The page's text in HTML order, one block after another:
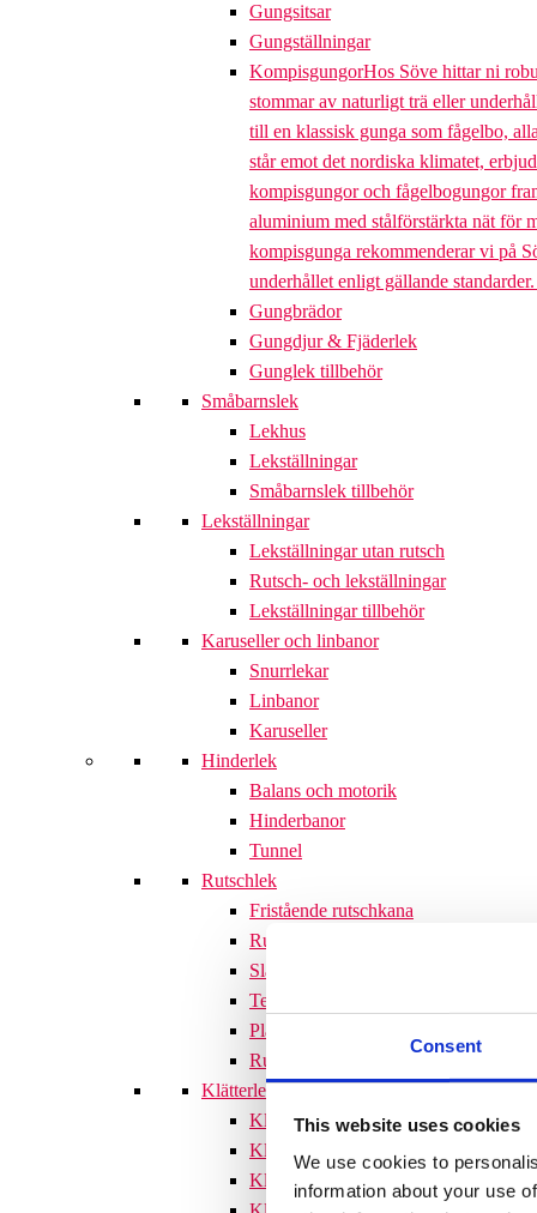
Consent
This website uses cookies
We use cookies to
information about your use
Gungsitsar
Gungställningar
KompisgungorHos Söve hittar ni
stommar av naturligt trä eller
till en klassisk gunga som fågelbo,
står emot det nordiska klimatet,
kompisgungor och fågelbogungor
aluminium med stålförstärkta nät för
kompisgunga rekommenderar vi på
underhållet enligt gällande
Gungbrädor
Gungdjur & Fjäderlek
Gunglek tillbehör
Småbarnslek
Lekhus
Lekställningar
Småbarnslek tillbehör
Lekställningar
Lekställningar utan rutsch
Rutsch- och lekställningar
Lekställningar tillbehör
Karuseller och linbanor
Snurrlekar
Linbanor
Karuseller
Hinderlek
Balans och motorik
Hinderbanor
Tunnel
Rutschlek
Fristående rutschkana
Rutschkanor till lekställningar
Släntrutschkana
Terrängtrappor
Plattformar
Rutschlek tillbehör
Klätterlek
Klätterställningar
Klätterställning med rutschkana
Klätternät